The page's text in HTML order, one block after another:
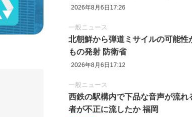
2026年8月6日17:26
一般ニュース
北朝鮮から弾道ミサイルの可能性
もの発射 防衛省
2026年8月6日17:12
一般ニュース
西鉄の駅構内で下品な音声が流れ
者が不正に流したか 福岡